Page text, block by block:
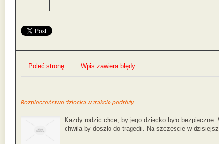
Poleć stronę Wpis zawiera błędy
Bezpieczeństwo dziecka w trakcie podróży
Każdy rodzic chce, by jego dziecko było
chwila by doszło do tragedii. Na szczęście w